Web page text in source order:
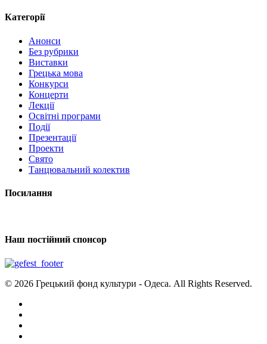
Категорії
Анонси
Без рубрики
Виставки
Грецька мова
Конкурси
Концерти
Лекції
Освітні програми
Події
Презентації
Проекти
Свято
Танцювальний колектив
Посилання
Наш постійний спонсор
© 2026 Грецький фонд культури - Одеса. All Rights Reserved.